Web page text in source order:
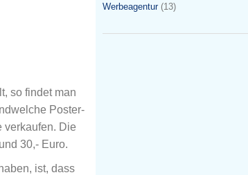
so findet man
Poster-
verkaufen. Die
30,- Euro.
ist, dass
Werbeagentur(13)